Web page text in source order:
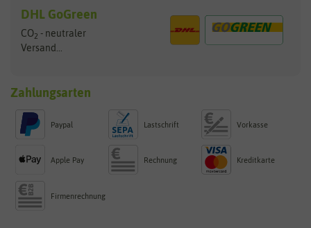
DHL GoGreen
CO2 - neutraler
Versand...
Zahlungsarten
Paypal Lastschrift Vorkasse
Apple Pay Rechnung Kreditkarte
Firmenrechnung